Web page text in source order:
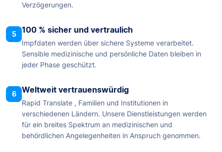
Verzögerungen.
5 100 % sicher und vertraulich
Impfdaten werden über sichere Systeme verarbeitet.
Sensible medizinische und persönliche Daten bleiben in
jeder Phase geschützt.
6 Weltweit vertrauenswürdig
Rapid Translate , Familien und Institutionen in
verschiedenen Ländern. Unsere Dienstleistungen werden
für ein breites Spektrum an medizinischen und
behördlichen Angelegenheiten in Anspruch genommen.